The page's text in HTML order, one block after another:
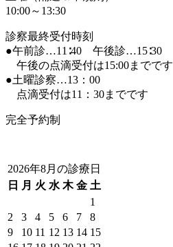
10:00～13:30
診察最終受付時刻
●午前診…11∶40 午後診…15∶30
午後の点滴受付は15:00までです
●土曜診察…13：00
点滴受付は11：30までです
完全予約制
2026年8月の診療日
日
月 火 水 木 金 土
1
2
3 4 5 6 7
8
9
10 11 12 13 14 15